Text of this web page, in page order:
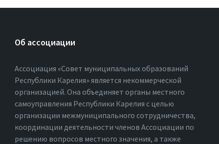
Об ассоциации
Ассоциация «Совет муниципальных образований
Республики Карелия» является некоммерческой
организацией. Она объединяет органы местного
самоуправления Республики Карелия с целью
организации межмуниципального сотрудничества,
координации деятельности членов Ассоциации по
решению вопросов местного значения, а также